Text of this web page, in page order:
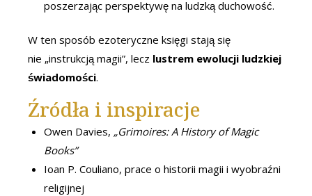
poszerzając perspektywę na ludzką duchowość.
W ten sposób ezoteryczne księgi stają się
nie „instrukcją magii”, lecz lustrem ewolucji ludzkiej
świadomości.
Źródła i inspiracje
Owen Davies, „Grimoires: A History of Magic
Books”
Ioan P. Couliano, prace o historii magii i wyobraźni
religijnej